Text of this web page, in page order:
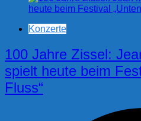
Konzerte
100 Jahre Zissel:
spielt heute beim
Fluss“